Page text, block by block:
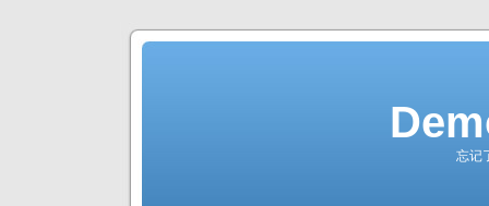
忘记